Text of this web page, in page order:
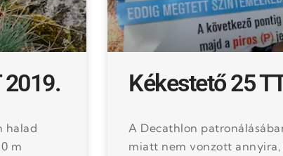
2019.
halad
m
Kékestető 25
A Decathlon
miatt nem vonzott annyira,